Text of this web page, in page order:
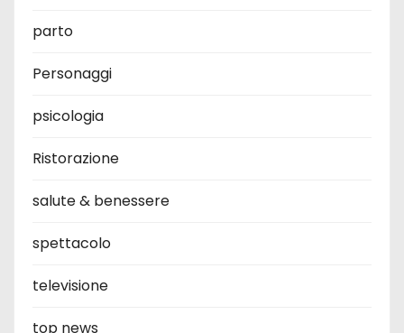
parto
Personaggi
psicologia
Ristorazione
salute & benessere
spettacolo
televisione
top news